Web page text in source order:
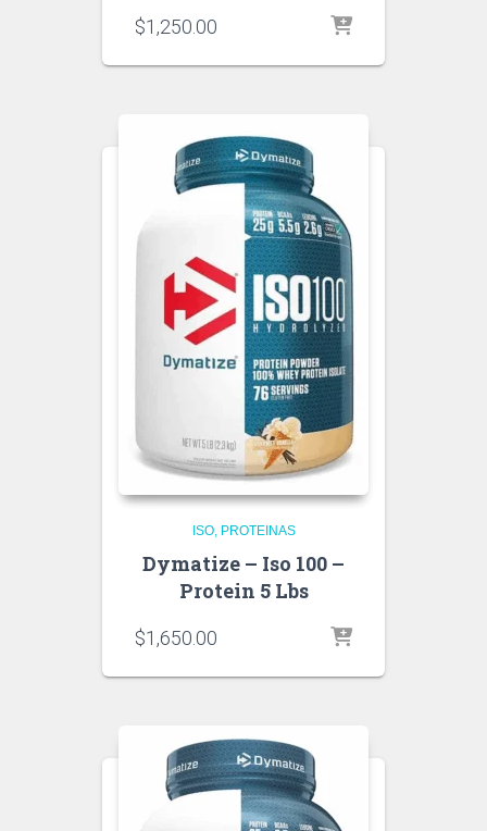
$1,250.00
ISO PROTEINAS
Dymatize – Iso 100 –
Protein 5 Lbs
$1,650.00